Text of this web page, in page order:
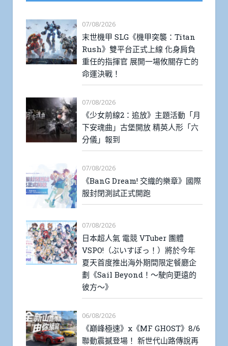
07/08/2026
末世機甲 SLG《機甲突襲：Titan
Rush》雙平台正式上線 化身肩負
重任的指揮官 展開一場攸關存亡的
命運決戰！
07/08/2026
《少女前線2：追放》主題活動「月
下安魂曲」古堡開放 精英人形「六
分儀」報到
07/08/2026
《BanG Dream! 交織的樂章》國際
服封閉測試正式開跑
07/08/2026
日本超人氣 電競 VTuber 團體
VSPO!（ぶいすぽっ！）將於今年
夏天首度推出海外期間限定餐廳企
劃《Sail Beyond！～駛向更遠的
彼方～》
06/08/2026
《巔峰極速》x《MF GHOST》8/6
聯動震撼登場！ 新世代山路傳說再